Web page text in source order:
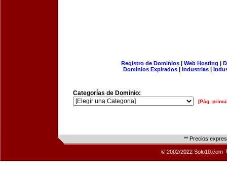
Registro de Dominios| Web Hosting |
Dominios Expirados | Industrias |
Categorías de Dominio:
[Pág.
** Precios
© 2002/2022 Solo10.com